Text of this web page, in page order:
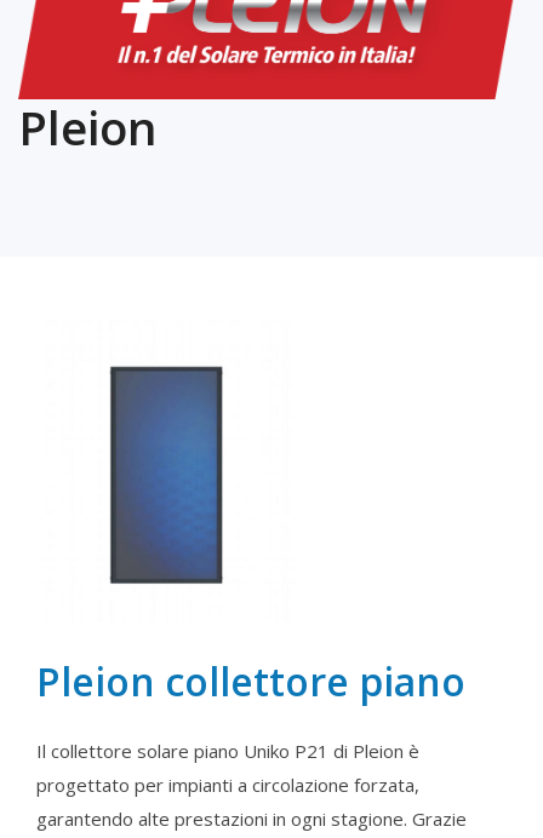
Pleion
Pleion collettore piano
Il collettore solare piano Uniko P21 di Pleion è
progettato per impianti a circolazione forzata,
garantendo alte prestazioni in ogni stagione. Grazie